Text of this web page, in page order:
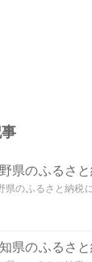
県のふるさ
県のふるさと納税
県のふるさ